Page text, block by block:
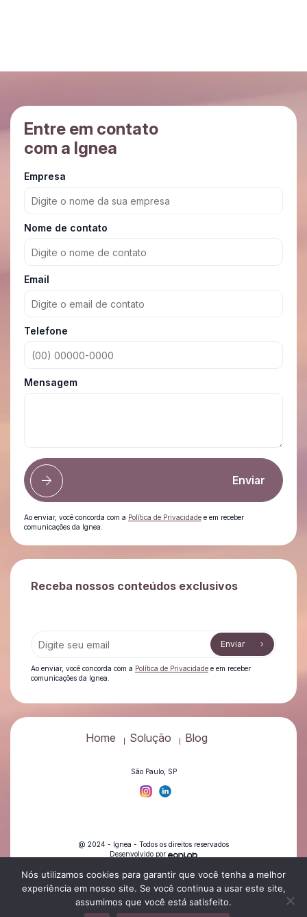
Entre em contato
com a Ignea
Empresa
Nome de contato
Email
Telefone
Mensagem
Enviar
Ao enviar, você concorda com a Política de Privacidade e em receber
comunicações da Ignea.
Receba nossos conteúdos exclusivos
Enviar
Ao enviar, você concorda com a Política de Privacidade e em receber
comunicações da Ignea.
Home Solução Blog
São Paulo, SP
@ 2024 - Ignea - Todos os direitos reservados
Desenvolvido por
Política de privacidade
Nós utilizamos cookies para garantir que você tenha a melhor
experiência em nosso site. Se você continua a usar este site,
assumimos que você está satisfeito.